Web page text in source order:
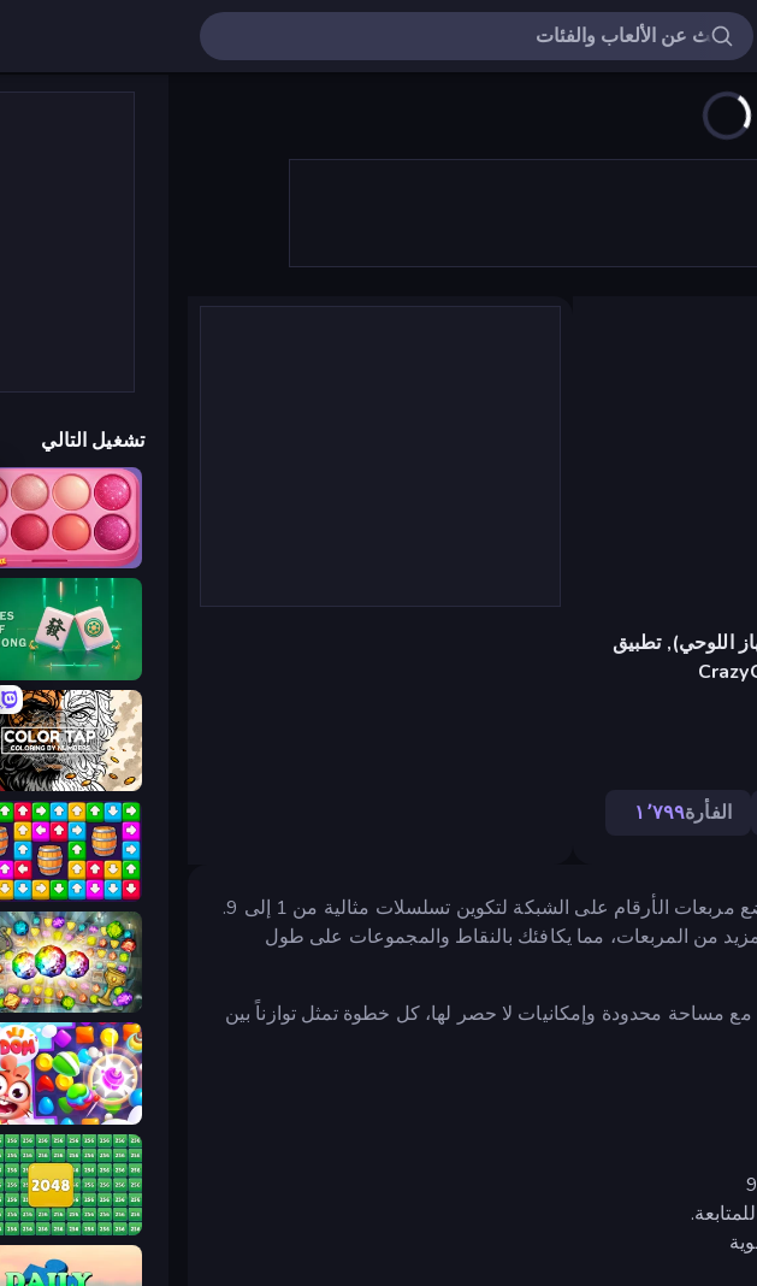
اللوحي), تطبيق
الفأرة١٬٧٩٩
مرحباً بك في لعبة Number Snap. هدفك بسيط ولكنه ممتع: ضع مربعات الأرقام على الشبكة لتكوين تسلسلات مثالية من 1 إلى 9.
من المربعات، مما يكافئك بالنقاط والمجموعات على طول
مساحة محدودة وإمكانيات لا حصر لها، كل خطوة تمثل توازناً بين
تشغيل التالي
Piles of Mahjong
Tap Away Story
Forgotten Treasure 2
Skydom
2048 Merge Blocks